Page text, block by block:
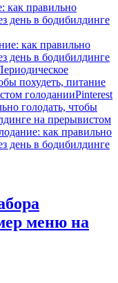
как правильно
день в бодибилдинге
как правильно
день в бодибилдинге
похудеть, питание
голоданииPinterest
голодать, чтобы
на прерывистом
как правильно
день в бодибилдинге
меню на